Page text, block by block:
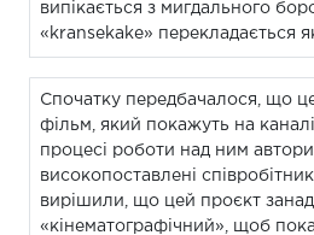
випікається з мигдального
«kransekake» перекладається
Спочатку передбачалося, що це
фільм, який покажуть на
процесі роботи над ним
високопоставлені
вирішили, що цей проєкт
«кінематографічний», щоб